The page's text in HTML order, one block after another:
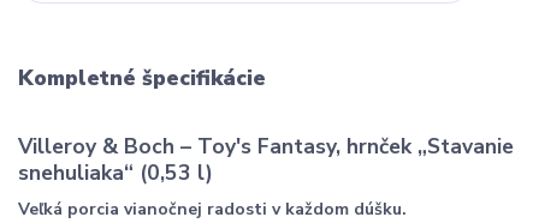
Kompletné špecifikácie
Villeroy & Boch – Toy's Fantasy, hrnček „Stavanie
snehuliaka“ (0,53 l)
Veľká porcia vianočnej radosti v každom dúšku.